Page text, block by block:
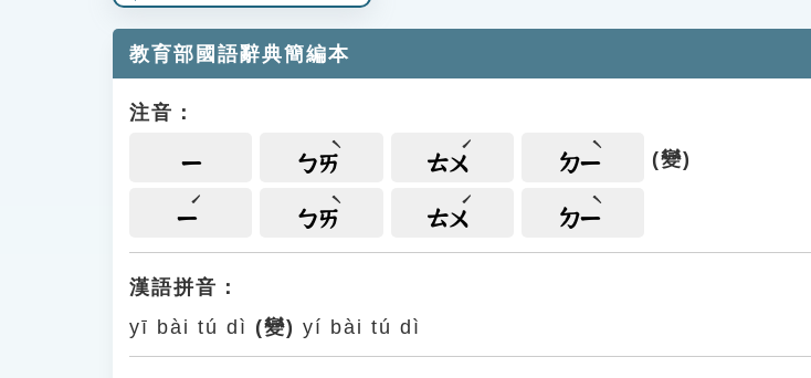
教育部國語辭典簡編本
注音：
ㄧ ㄅㄞ ㄊㄨ ㄉㄧ (變)
ㄧ ㄅㄞ ㄊㄨ ㄉㄧ
漢語拼音：
yī bài tú dì (變) yí bài tú dì